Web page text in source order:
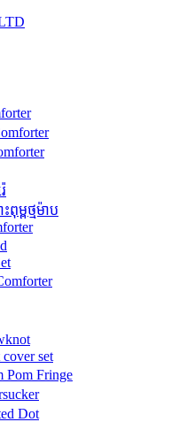
ម្ពថ្មម៉ាប
set
Fringe
Dot